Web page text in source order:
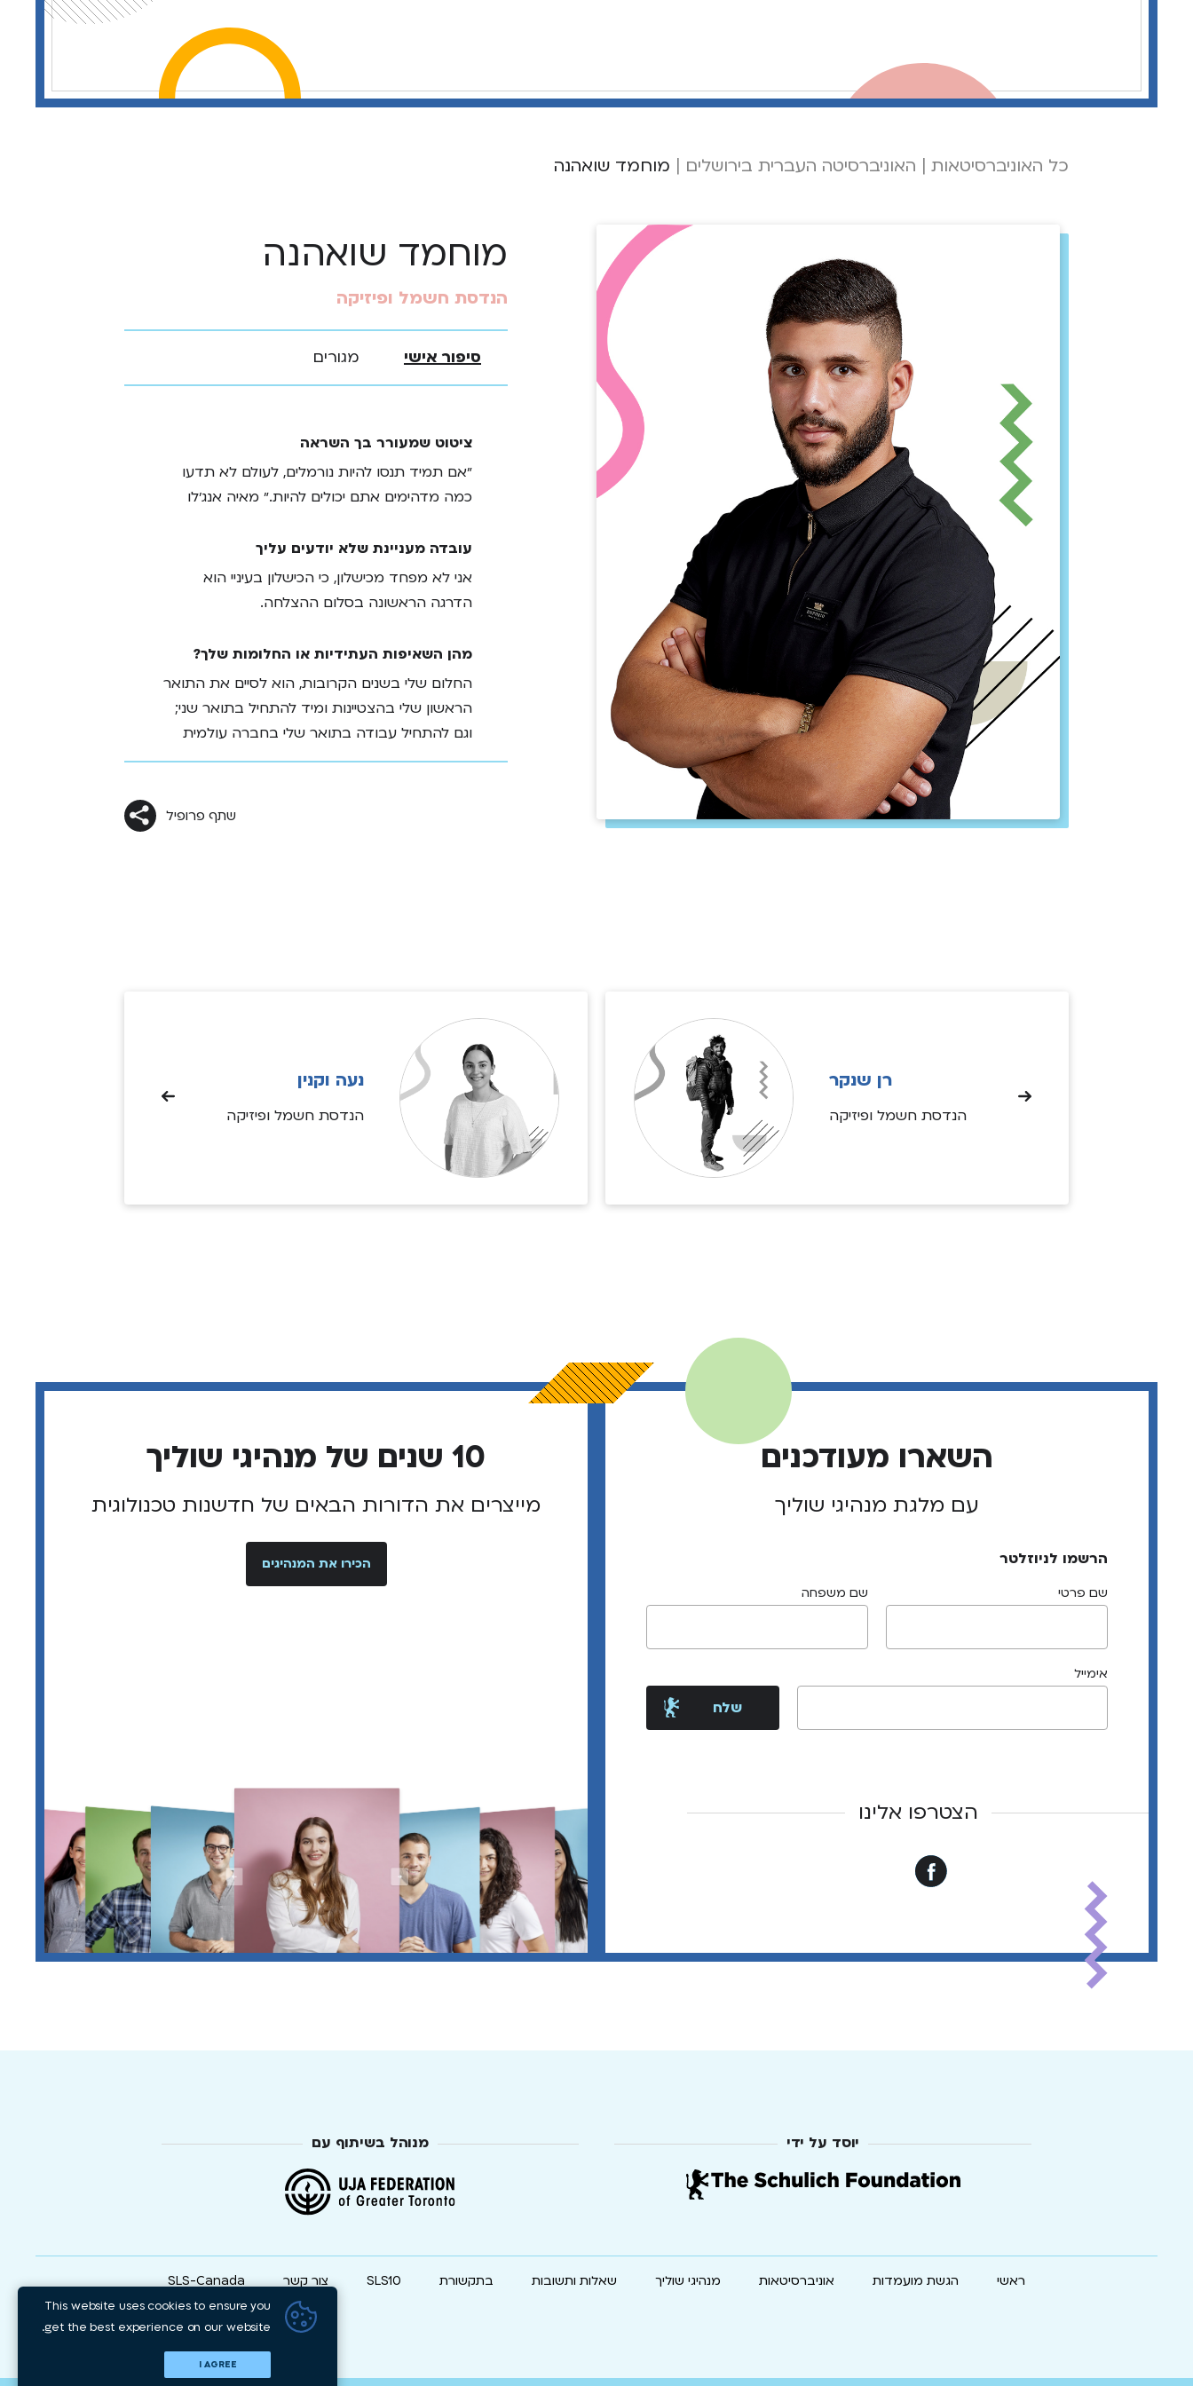
כל האוניברסיטאות | האוניברסיטה העברית בירושלים | מוחמד שואהנה
מוחמד שואהנה
הנדסת חשמל ופיזיקה
סיפור אישי מגורים
ציטוט שמעורר בך השראה
״אם תמיד תנסו להיות נורמלים, לעולם לא תדעו
כמה מדהימים אתם יכולים להיות.״ מאיה אנג׳לו
עובדה מעניינת שלא יודעים עליך
אני לא מפחד מכישלון, כי הכישלון בעיניי הוא
הדרגה הראשונה בסלום ההצלחה.
מהן השאיפות העתידיות או החלומות שלך?
החלום שלי בשנים הקרובות, הוא לסיים את התואר
הראשון שלי בהצטיינות ומיד להתחיל בתואר שני;
וגם להתחיל עבודה בתואר שלי בחברה עולמית
ולהרגיש שייכות למקום עבודה זה.
שתף פרופיל
רן שנקר
הנדסת חשמל ופיזיקה
נעה וקנין
הנדסת חשמל ופיזיקה
השארו מעודכנים
עם מלגת מנהיגי שוליך
הרשמו לניוזלטר
שם פרטי שם משפחה
אימייל
הצטרפו אלינו
10 שנים של מנהיגי שוליך
מייצרים את הדורות הבאים של חדשנות טכנולוגית
הכירו את המנהיגים
יוסד על ידי מנוהל בשיתוף עם
ראשי הגשת מועמדות אוניברסיטאות מנהיגי שוליך שאלות ותשובות בתקשורת SLS10 צור קשר SLS-Canada
This website uses cookies to ensure you
get the best experience on our website.
I AGREE